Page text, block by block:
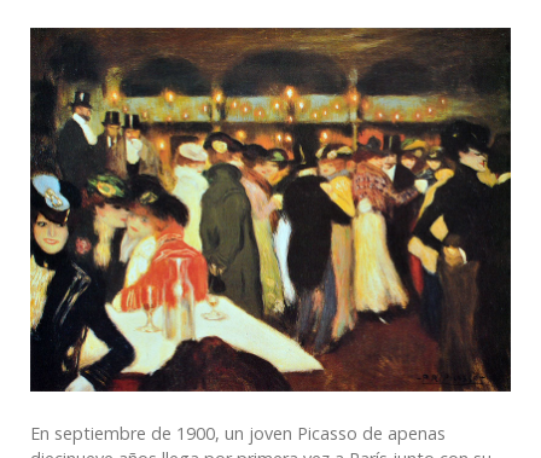
En septiembre de 1900, un joven Picasso de apenas